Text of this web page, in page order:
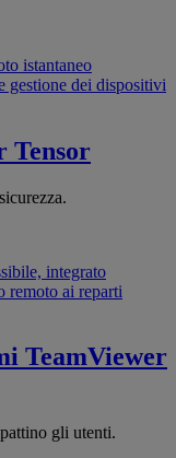
istantaneo
gestione dei dispositivi
Tensor
integrato
remoto ai reparti
TeamViewer
gli utenti.